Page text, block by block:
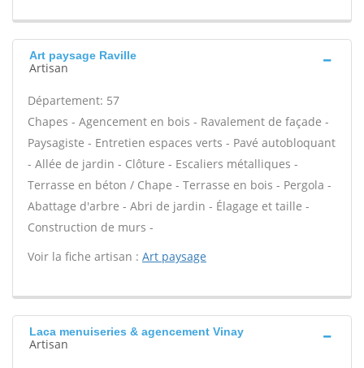
Art paysage Raville
Artisan
Département: 57
Chapes - Agencement en bois - Ravalement de façade -
Paysagiste - Entretien espaces verts - Pavé autobloquant
- Allée de jardin - Clôture - Escaliers métalliques -
Terrasse en béton / Chape - Terrasse en bois - Pergola -
Abattage d'arbre - Abri de jardin - Élagage et taille -
Construction de murs -
Voir la fiche artisan : Art paysage
Laca menuiseries & agencement Vinay
Artisan